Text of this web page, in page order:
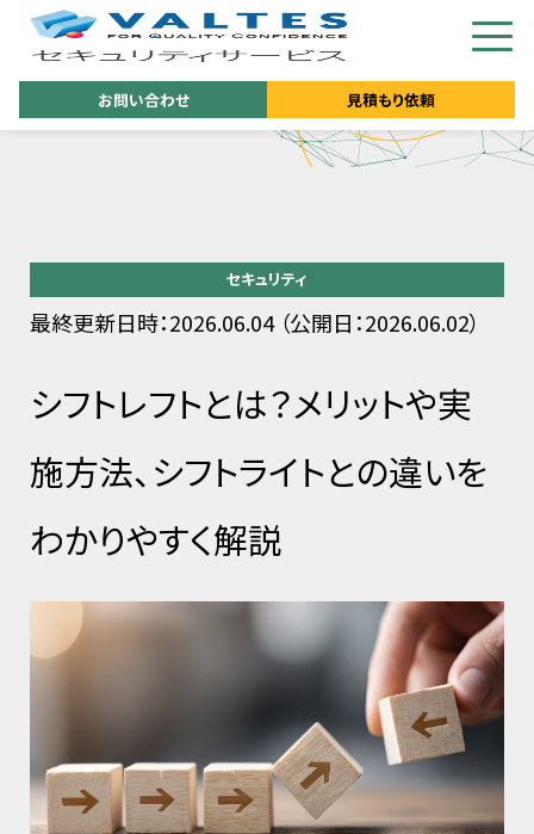
お問い合わせ 見積もり依頼
セキュリティ
最終更新日時：2026.06.04 （公開日：2026.06.02）
シフトレフトとは？メリットや実
施方法、シフトライトとの違いを
わかりやすく解説